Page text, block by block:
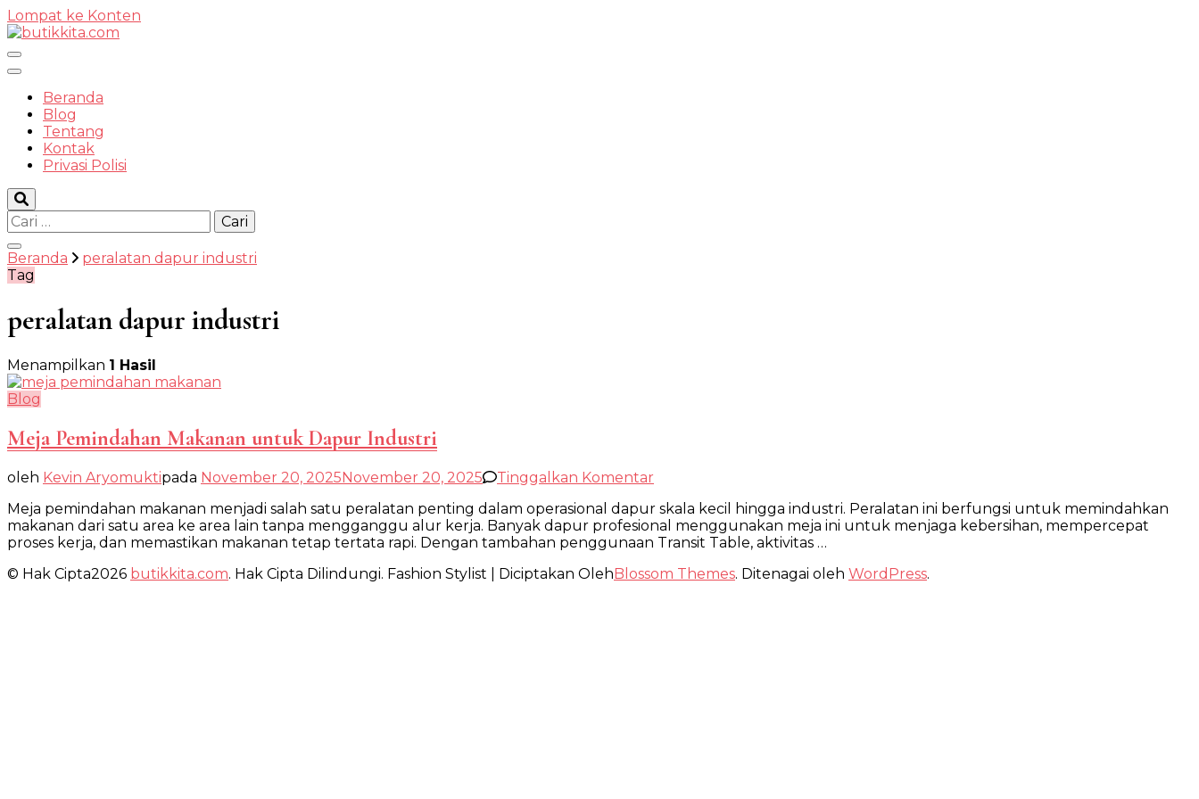
Lompat ke Konten
butikkita.com
Beranda
Blog
Tentang
Kontak
Privasi Polisi
Cari
untuk:
Beranda
peralatan dapur industri
Tag
peralatan dapur industri
Menampilkan 1 Hasil
Blog
Meja Pemindahan Makanan untuk Dapur Industri
oleh Kevin Aryomuktipada November 20, 2025November 20, 2025 Tinggalkan Komentar
Pemindahan
Makanan
untuk
Industri
Meja pemindahan makanan menjadi salah satu peralatan penting dalam operasional dapur skala kecil hingga industri. Peralatan ini berfungsi untuk memindahkan
makanan dari satu area ke area lain tanpa mengganggu alur kerja. Banyak dapur profesional menggunakan meja ini untuk menjaga kebersihan, mempercepat
proses kerja, dan memastikan makanan tetap tertata rapi. Dengan tambahan penggunaan Transit Table, aktivitas …
© Hak Cipta2026 butikkita.com. Hak Cipta Dilindungi. Fashion Stylist | Diciptakan OlehBlossom Themes. Ditenagai oleh WordPress.